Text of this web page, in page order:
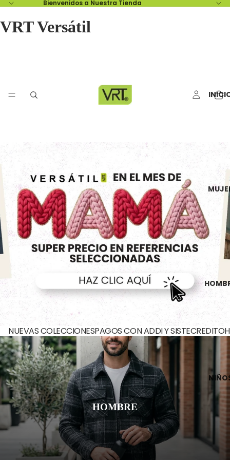
Bienvenidos a Nuestra Tienda
VRT Versátil
NUEVAS COLECCIONESPAGOS CON ADDI Y SISTECREDITO
HOMBRE